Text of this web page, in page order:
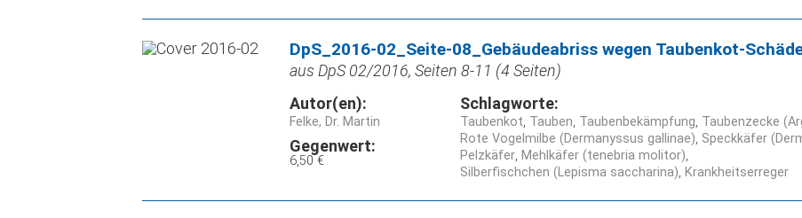
DpS_2016-02_Seite-08_Gebäudeabriss wegen Taubenkot-
aus DpS 02/2016, Seiten 8-11 (4 Seiten)
Autor(en):
Felke, Dr. Martin
Gegenwert:
6,50 €
Schlagworte:
Taubenkot Tauben Taubenbekämpfung Taubenzecke
Rote Vogelmilbe (Dermanyssus gallinae) Speckkäfer
Pelzkäfer Mehlkäfer (tenebria molitor)
Silberfischchen (Lepisma saccharina) Krankheitserreger